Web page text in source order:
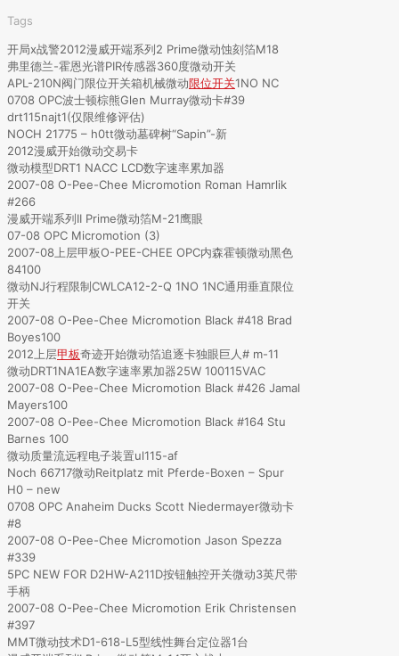
Tags
开局x战警2012漫威开端系列2 Prime微动蚀刻箔M18
弗里德兰-霍恩光谱PIR传感器360度微动开关
APL-210N阀门限位开关箱机械微动限位开关1NO NC
0708 OPC波士顿棕熊Glen Murray微动卡#39
drt115najt1(仅限维修评估)
NOCH 21775 – h0tt微动墓碑树“Sapin”-新
2012漫威开始微动交易卡
微动模型DRT1 NACC LCD数字速率累加器
2007-08 O-Pee-Chee Micromotion Roman Hamrlik
#266
漫威开端系列II Prime微动箔M-21鹰眼
07-08 OPC Micromotion (3)
2007-08上层甲板O-PEE-CHEE OPC内森霍顿微动黑色
84100
微动NJ行程限制CWLCA12-2-Q 1NO 1NC通用垂直限位
开关
2007-08 O-Pee-Chee Micromotion Black #418 Brad
Boyes100
2012上层甲板奇迹开始微动箔追逐卡独眼巨人# m-11
微动DRT1NA1EA数字速率累加器25W 100115VAC
2007-08 O-Pee-Chee Micromotion Black #426 Jamal
Mayers100
2007-08 O-Pee-Chee Micromotion Black #164 Stu
Barnes 100
微动质量流远程电子装置ul115-af
Noch 66717微动Reitplatz mit Pferde-Boxen – Spur
H0 – new
0708 OPC Anaheim Ducks Scott Niedermayer微动卡
#8
2007-08 O-Pee-Chee Micromotion Jason Spezza
#339
5PC NEW FOR D2HW-A211D按钮触控开关微动3英尺带
手柄
2007-08 O-Pee-Chee Micromotion Erik Christensen
#397
MMT微动技术D1-618-L5型线性舞台定位器1台